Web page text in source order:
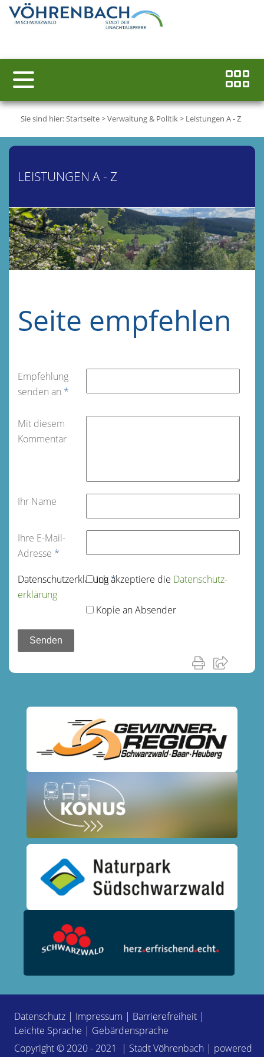
Sie sind hier:Startseite>Verwaltung & Politik> Leistungen A - Z
LEISTUNGEN A - Z
Seite empfehlen
Empfehlung
senden an *
Mit diesem
Kommentar
Ihr Name
Ihre E-Mail-
Adresse *
Datenschutz­erklärung*
Ich akzeptiere die Datenschutz­
erklärung
Kopie an Absender
Datenschutz | Impressum | Barrierefreiheit |
Leichte Sprache | Gebärdensprache
Copyright © 2020 - 2021 | Stadt Vöhrenbach | powered